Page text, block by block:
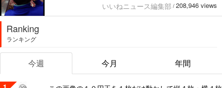
いいねニュース編集部 / 208,946 views
Ranking
ランキング
今週 今月 年間